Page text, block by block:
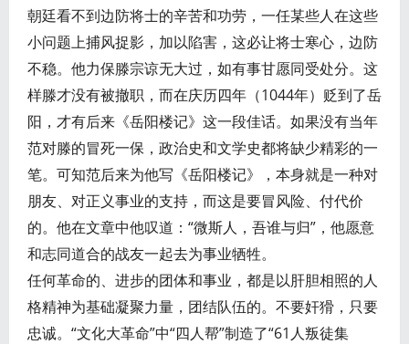
朝廷看不到边防将士的辛苦和功劳，一任某些人在这些
小问题上捕风捉影，加以陷害，这必让将士寒心，边防
不稳。他力保滕宗谅无大过，如有事甘愿同受处分。这
样滕才没有被撤职，而在庆历四年（1044年）贬到了岳
阳，才有后来《岳阳楼记》这一段佳话。如果没有当年
范对滕的冒死一保，政治史和文学史都将缺少精彩的一
笔。可知范后来为他写《岳阳楼记》，本身就是一种对
朋友、对正义事业的支持，而这是要冒风险、付代价
的。他在文章中他叹道：“微斯人，吾谁与归”，他愿意
和志同道合的战友一起去为事业牺牲。
任何革命的、进步的团体和事业，都是以肝胆相照的人
格精神为基础凝聚力量，团结队伍的。不要奸猾，只要
忠诚。“文化大革命”中“四人帮”制造了“61人叛徒集